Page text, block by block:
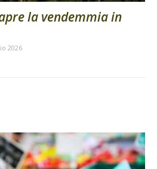
la vendemmia in
2026